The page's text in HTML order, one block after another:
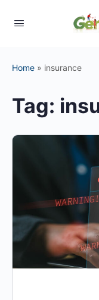
Home » insurance
Tag: